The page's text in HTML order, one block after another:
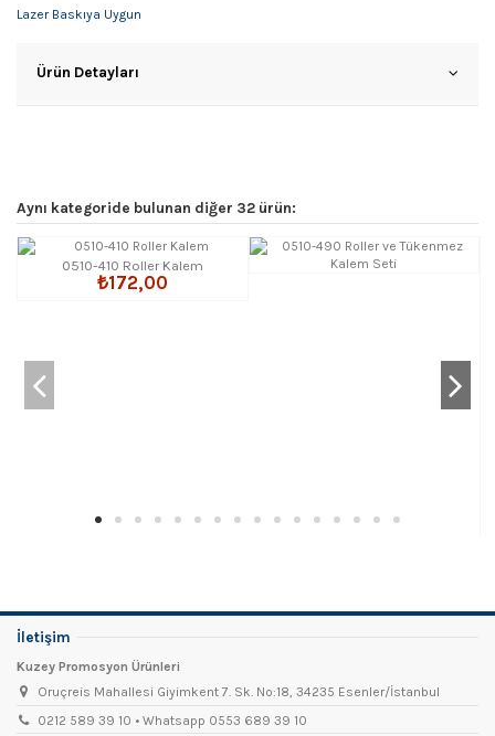
Lazer Baskıya Uygun
Ürün Detayları
Aynı kategoride bulunan diğer 32 ürün:
0510-410 Roller Kalem
₺172,00
İletişim
Kuzey Promosyon Ürünleri
Oruçreis Mahallesi Giyimkent 7. Sk. No:18, 34235 Esenler/İstanbul
0212 589 39 10 • Whatsapp 0553 689 39 10